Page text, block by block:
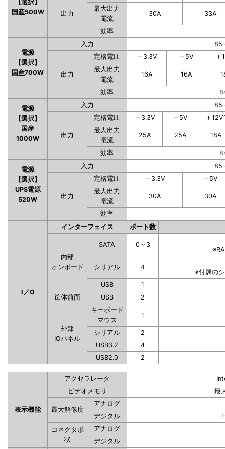
【選択】
国産500W
出力
最大出力
電流
30A 33A
効率
電源
【選択】
国産700W
入力 85
出力
定格電圧 ＋3.3V ＋5V
＋
最大出力
電流
16A 16A
効率
電源
【選択】
国産
1000W
入力 85
出力
定格電圧 ＋3.3V ＋5V
＋
最大出力
電流
25A 25A 18A
効率
電源
【選択】
UPS電源
520W
入力 85
出力
定格電圧 ＋3.3V
＋5V
最大出力
電流
30A 30A
効率
I／O
インターフェイス ポート数
内部
オンボード
SATA 0～3
シリアル 4
※付属の
USB
1
筐体前面
USB 2
外部
IOパネル
キーボード
マウス
1
シリアル
2
USB3.2
4
USB2.0
2
表示機能
アクセラレータ
ビデオメモリ
最
最大解像度
アナログ
デジタル
コネクタ形
状
アナログ
デジタル